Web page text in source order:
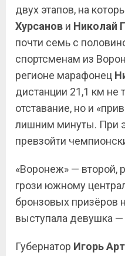
двух этапов, на
Хурсанов и Николай
почти семь с
спортсменам из
регионе марафонец
дистанции 21,1 км не
отставание, но и
лишним минуты. При
превзойти
«Воронеж» — второй,
грози южному
бронзовых призёров
выступала девушка —
Губернатор Игорь